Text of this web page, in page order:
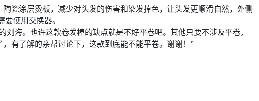
瓷涂层烫板，减少对头发的伤害和染发掉色，让头发更顺滑自然，外侧
使用交换器。
海。也许这款卷发棒的缺点就是不好平卷吧。其他只要不涉及平卷，
有了解的亲帮讨论下，这款到底能不能平卷。谢谢！”